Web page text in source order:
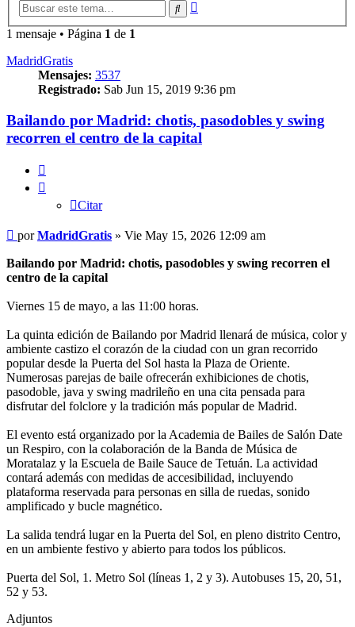
Buscar
1 mensaje • Página 1 de 1
MadridGratis
Mensajes: 3537
Registrado: Sab Jun 15, 2019 9:36 pm
Bailando por Madrid: chotis, pasodobles y swing
recorren el centro de la capital
Citar
Mensaje
porMadridGratis » Vie May 15, 2026 12:09 am
Bailando por Madrid: chotis, pasodobles y swing recorren el
centro de la capital
Viernes 15 de mayo, a las 11:00 horas.
La quinta edición de Bailando por Madrid llenará de música, color y
ambiente castizo el corazón de la ciudad con un gran recorrido
popular desde la Puerta del Sol hasta la Plaza de Oriente.
Numerosas parejas de baile ofrecerán exhibiciones de chotis,
pasodoble, java y swing madrileño en una cita pensada para
disfrutar del folclore y la tradición más popular de Madrid.
El evento está organizado por la Academia de Bailes de Salón Date
un Respiro, con la colaboración de la Banda de Música de
Moratalaz y la Escuela de Baile Sauce de Tetuán. La actividad
contará además con medidas de accesibilidad, incluyendo
plataforma reservada para personas en silla de ruedas, sonido
amplificado y bucle magnético.
La salida tendrá lugar en la Puerta del Sol, en pleno distrito Centro,
en un ambiente festivo y abierto para todos los públicos.
Puerta del Sol, 1. Metro Sol (líneas 1, 2 y 3). Autobuses 15, 20, 51,
52 y 53.
Adjuntos